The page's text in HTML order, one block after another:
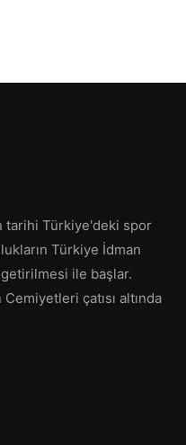
tarihi Türkiye'deki spor
Türkiye İdman
ile başlar.
çatısı altında